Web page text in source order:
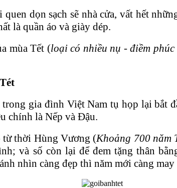
dọn sạch sẽ nhà cửa, vất hết
là quần áo và giày dép.
mùa Tết (loại có nhiều nụ - điềm
gia đình Việt Nam tụ họp lại bắt
chính là Nếp và Đậu.
từ thời Hùng Vương (Khoảng 700 năm
và số còn lại để đem tặng thân
nhìn càng đẹp thì năm mới càng